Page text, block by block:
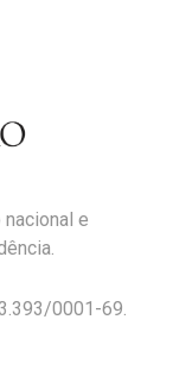
e
0001-69.